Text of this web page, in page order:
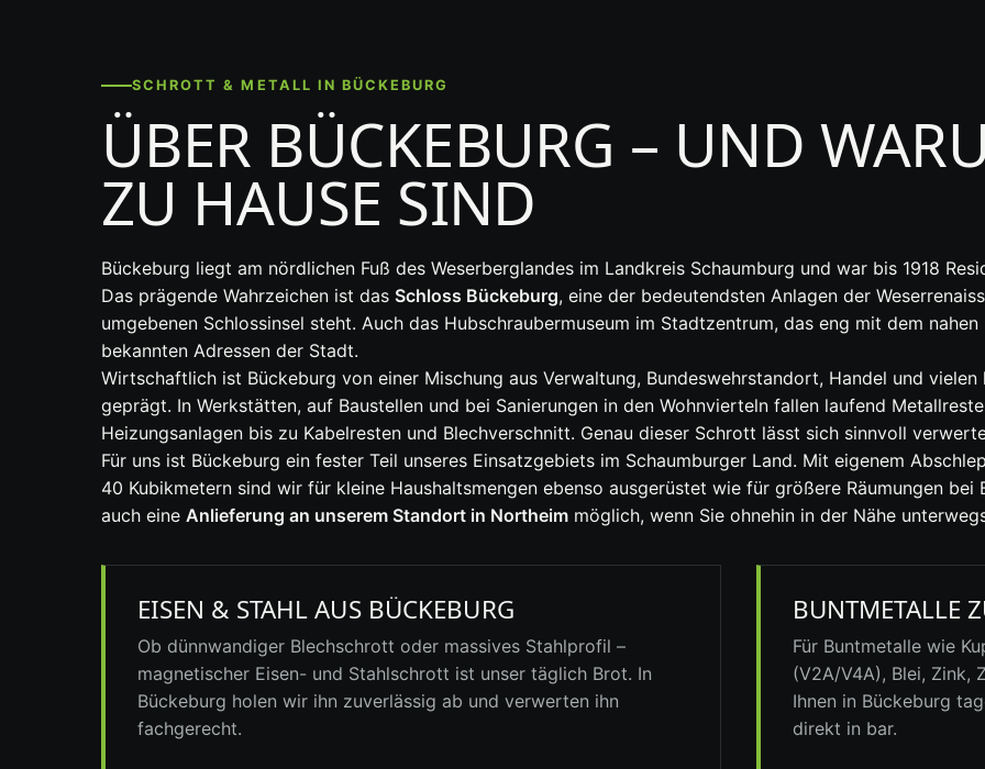
SCHROTT & METALL IN BÜCKEBURG
ÜBER BÜCKEBURG – UND
ZU HAUSE SIND
Bückeburg liegt am nördlichen Fuß des Weserberglandes im Landkreis Schaumburg und war bis 1918
Das prägende Wahrzeichen ist das Schloss Bückeburg, eine der bedeutendsten Anlagen der
umgebenen Schlossinsel steht. Auch das Hubschraubermuseum im Stadtzentrum, das eng mit dem
bekannten Adressen der Stadt.
Wirtschaftlich ist Bückeburg von einer Mischung aus Verwaltung, Bundeswehrstandort, Handel und
geprägt. In Werkstätten, auf Baustellen und bei Sanierungen in den Wohnvierteln fallen laufend
Heizungsanlagen bis zu Kabelresten und Blechverschnitt. Genau dieser Schrott lässt sich sinnvoll
Für uns ist Bückeburg ein fester Teil unseres Einsatzgebiets im Schaumburger Land. Mit eigenem
40 Kubikmetern sind wir für kleine Haushaltsmengen ebenso ausgerüstet wie für größere Räumungen
auch eine Anlieferung an unserem Standort in Northeim möglich, wenn Sie ohnehin in der Nähe
EISEN & STAHL AUS BÜCKEBURG
Ob dünnwandiger Blechschrott oder massives Stahlprofil –
magnetischer Eisen- und Stahlschrott ist unser täglich Brot. In
Bückeburg holen wir ihn zuverlässig ab und verwerten ihn
fachgerecht.
BUNTMETALLE
Für Buntmetalle wie
(V2A/V4A), Blei, Zink,
Ihnen in Bückeburg
direkt in bar.